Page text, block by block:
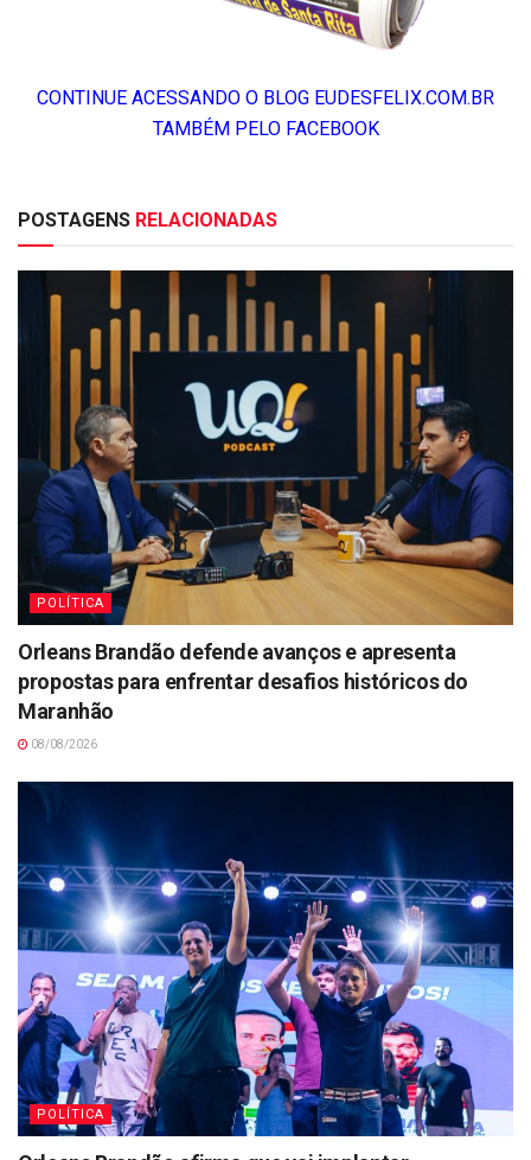
CONTINUE ACESSANDO O BLOG EUDESFELIX.COM.BR
TAMBÉM PELO FACEBOOK
POSTAGENS RELACIONADAS
POLÍTICA
Orleans Brandão defende avanços e apresenta
propostas para enfrentar desafios históricos do
Maranhão
08/08/2026
POLÍTICA